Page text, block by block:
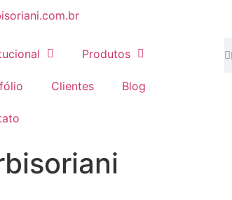
Produtos
Clientes Blog